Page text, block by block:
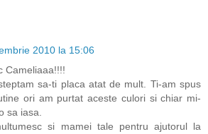
2010 la 15:06
Cameliaaa!!!!
sa-ti placa atat de mult. Ti-am spus
ori am purtat aceste culori si chiar mi-
sa iasa.
si mamei tale pentru ajutorul la